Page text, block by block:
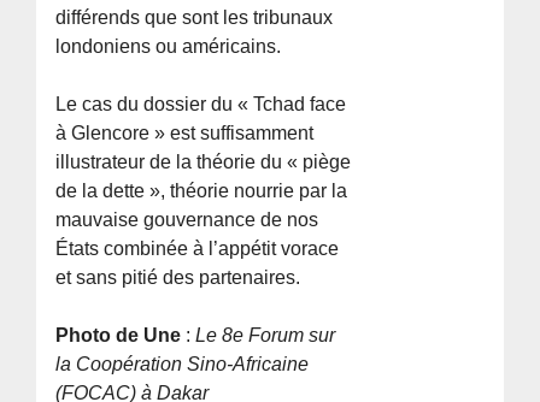
différends que sont les tribunaux
londoniens ou américains.
Le cas du dossier du « Tchad face
à Glencore » est suffisamment
illustrateur de la théorie du « piège
de la dette », théorie nourrie par la
mauvaise gouvernance de nos
États combinée à l’appétit vorace
et sans pitié des partenaires.
Photo de Une :Le 8e Forum sur
la Coopération Sino-Africaine
(FOCAC) à Dakar